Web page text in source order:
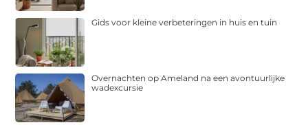
Gids voor kleine verbeteringen in huis en tuin
Overnachten op Ameland na een avontuurlijke
wadexcursie